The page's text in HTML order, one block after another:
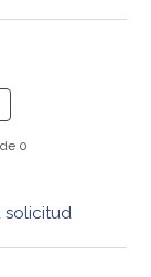
0
solicitud